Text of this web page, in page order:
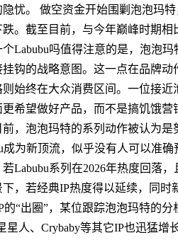
忧。 做空资金开始围剿泡泡玛
。截至目前，与今年巅峰时期相
Labubu吗值得注意的是，泡泡
钩的战略意图。这一点在品牌
始终在大众消费区间。一位接
希望做好产品，而不是搞饥饿
，泡泡玛特的系列动作被认为
成为新顶流，似乎没有人可以准
Labubu系列在2026年热度回落
，若经典IP热度得以延续，同
“出圈”，某位跟踪泡泡玛特的
星人、Crybaby等其它IP也迅猛增